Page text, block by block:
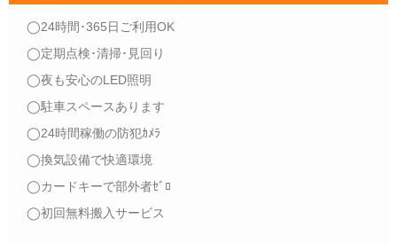
◯24時間･365日ご利用OK
◯定期点検･清掃･見回り
◯夜も安心のLED照明
◯駐車スペースあります
◯24時間稼働の防犯ｶﾒﾗ
◯換気設備で快適環境
◯カードキーで部外者ｾﾞﾛ
◯初回無料搬入サービス